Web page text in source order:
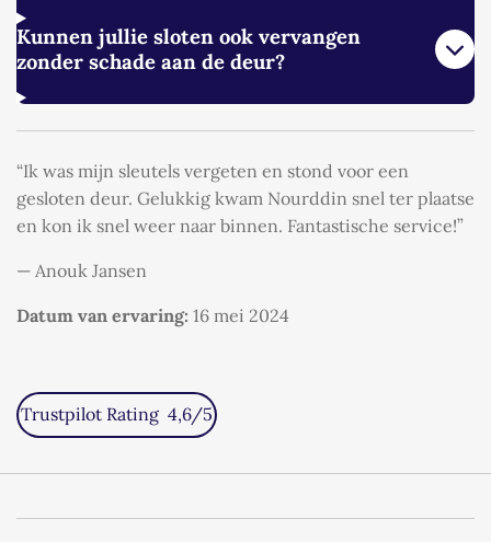
Kunnen jullie sloten ook vervangen
zonder schade aan de deur?
“Ik was mijn sleutels vergeten en stond voor een
gesloten deur. Gelukkig kwam Nourddin snel ter plaatse
en kon ik snel weer naar binnen. Fantastische service!”
— Anouk Jansen
Datum van ervaring: 16 mei 2024
Trustpilot Rating 4,6/5